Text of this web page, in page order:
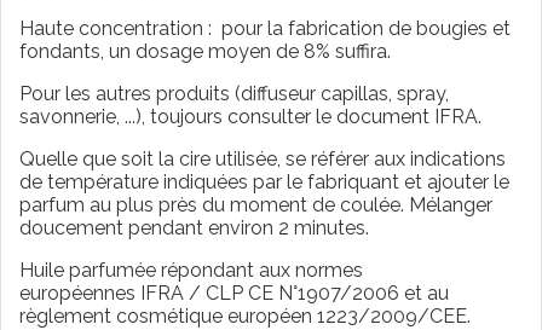
Haute concentration : pour la fabrication de bougies et
fondants, un dosage moyen de 8% suffira.
Pour les autres produits (diffuseur capillas, spray,
savonnerie, ...), toujours consulter le document IFRA.
Quelle que soit la cire utilisée, se référer aux indications
de température indiquées par le fabriquant et ajouter le
parfum au plus près du moment de coulée. Mélanger
doucement pendant environ 2 minutes.
Huile parfumée répondant aux normes
européennes IFRA / CLP CE N°1907/2006 et au
règlement cosmétique européen 1223/2009/CEE.